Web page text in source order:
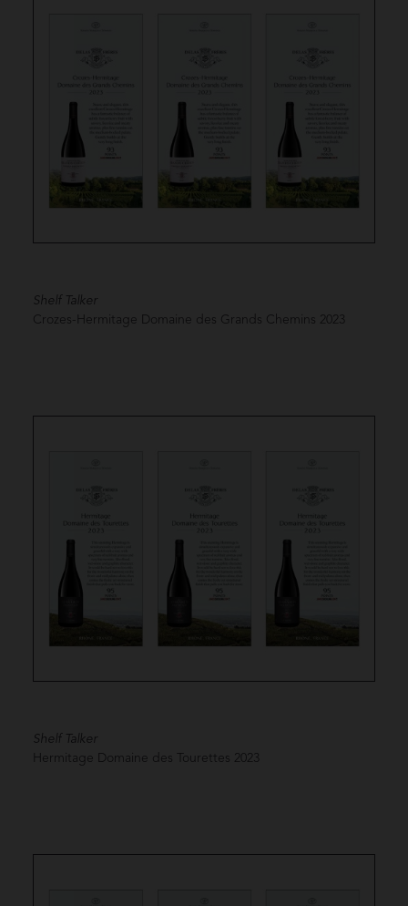
Shelf Talker
Crozes-Hermitage Domaine des Grands Chemins 2023
Shelf Talker
Hermitage Domaine des Tourettes 2023